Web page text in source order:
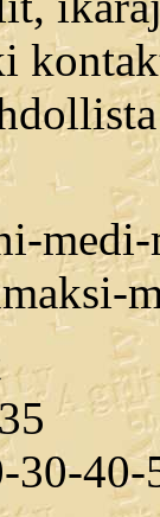
30-40-